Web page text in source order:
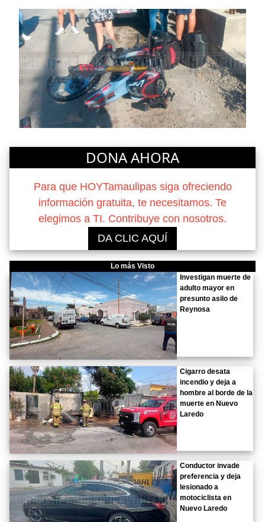
DONA AHORA
Para que HOYTamaulipas siga ofreciendo
información gratuita, te necesitamos. Te
elegimos a TI. Contribuye con nosotros.
DA CLIC AQUÍ
Lo más Visto
Investigan muerte de
adulto mayor en
presunto asilo de
Reynosa
Cigarro desata
incendio y deja a
hombre al borde de la
muerte en Nuevo
Laredo
Conductor invade
preferencia y deja
lesionado a
motociclista en
Nuevo Laredo